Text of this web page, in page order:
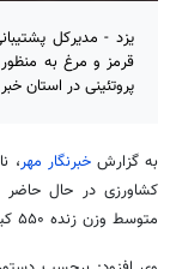
یزد - مدیرکل
قرمز و مرغ به منظور
پروتئینی در استان
به گزارشخبرنگار مهر،
متوسط وزن زنده ۵۵۰ کیلوگرم در استان یزد وجود دارد.